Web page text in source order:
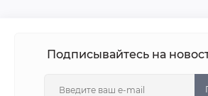
Подписывайтесь на